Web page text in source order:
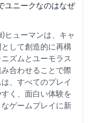
ユニークなのはなぜ
ューマンは、キャ
して創造的に再構
ズムとユーモラス
合わせることで際
、すべてのプレイ
く、面白い体験を
ゲームプレイに新